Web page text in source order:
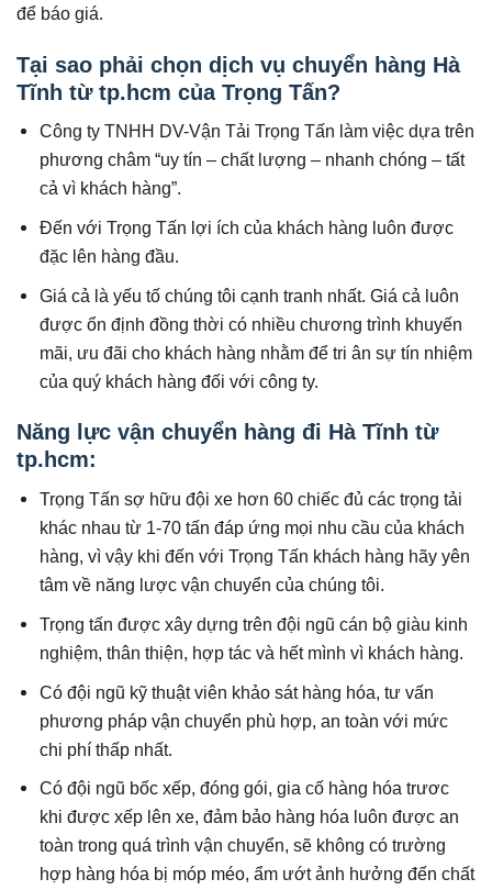
để báo giá.
Tại sao phải chọn dịch vụ chuyển hàng Hà
Tĩnh từ tp.hcm của Trọng Tấn?
Công ty TNHH DV-Vận Tải Trọng Tấn làm việc dựa trên
phương châm “uy tín – chất lượng – nhanh chóng – tất
cả vì khách hàng”.
Đến với Trọng Tấn lợi ích của khách hàng luôn được
đặc lên hàng đầu.
Giá cả là yếu tố chúng tôi cạnh tranh nhất. Giá cả luôn
được ổn định đồng thời có nhiều chương trình khuyến
mãi, ưu đãi cho khách hàng nhằm để tri ân sự tín nhiệm
của quý khách hàng đối với công ty.
Năng lực vận chuyển hàng đi Hà Tĩnh từ
tp.hcm:
Trọng Tấn sợ hữu đội xe hơn 60 chiếc đủ các trọng tải
khác nhau từ 1-70 tấn đáp ứng mọi nhu cầu của khách
hàng, vì vậy khi đến với Trọng Tấn khách hàng hãy yên
tâm về năng lược vận chuyển của chúng tôi.
Trọng tấn được xây dựng trên đội ngũ cán bộ giàu kinh
nghiệm, thân thiện, hợp tác và hết mình vì khách hàng.
Có đội ngũ kỹ thuật viên khảo sát hàng hóa, tư vấn
phương pháp vận chuyển phù hợp, an toàn với mức
chi phí thấp nhất.
Có đội ngũ bốc xếp, đóng gói, gia cố hàng hóa trươc
khi được xếp lên xe, đảm bảo hàng hóa luôn được an
toàn trong quá trình vận chuyển, sẽ không có trường
hợp hàng hóa bị móp méo, ẩm ướt ảnh hưởng đến chất